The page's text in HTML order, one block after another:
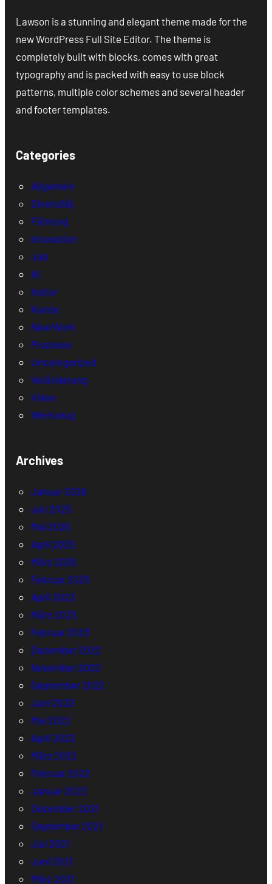
Lawson is a stunning and elegant theme made for the
new WordPress Full Site Editor. The theme is
completely built with blocks, comes with great
typography and is packed with easy to use block
patterns, multiple color schemes and several header
and footer templates.
Categories
Allgemein
Diversität
Führung
Innovation
Job
KI
Kultur
Kunde
New Work
Prozesse
Uncategorized
Veränderung
Video
Werkzeug
Archives
Januar 2026
Juli 2025
Mai 2025
April 2025
März 2025
Februar 2025
April 2023
März 2023
Februar 2023
Dezember 2022
November 2022
September 2022
Juni 2022
Mai 2022
April 2022
März 2022
Februar 2022
Januar 2022
Dezember 2021
September 2021
Juli 2021
Juni 2021
März 2021